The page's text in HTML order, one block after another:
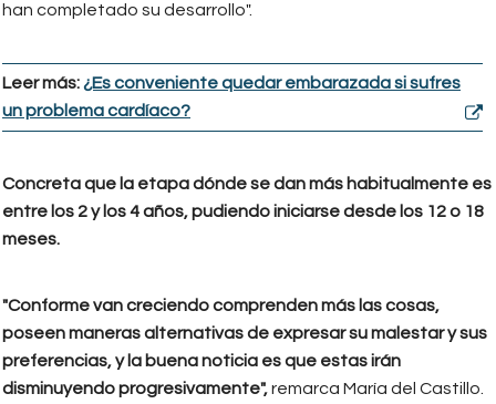
han completado su desarrollo".
Leer más:¿Es conveniente quedar embarazada si sufres
un problema cardíaco?
Concreta que la etapa dónde se dan más habitualmente es
entre los 2 y los 4 años, pudiendo iniciarse desde los 12 o 18
meses.
"Conforme van creciendo comprenden más las cosas,
poseen maneras alternativas de expresar su malestar y sus
preferencias, y la buena noticia es que estas irán
disminuyendo progresivamente",remarca María del Castillo.